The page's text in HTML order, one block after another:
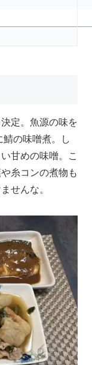
定。魚源の味を
鯖の味噌煮。し
甘めの味噌。こ
糸コンの煮物も
せんな。